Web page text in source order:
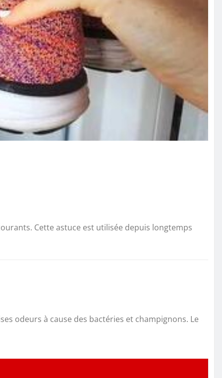
Cette astuce est utilisée depuis longtemps
odeurs à cause des bactéries et champignons. Le